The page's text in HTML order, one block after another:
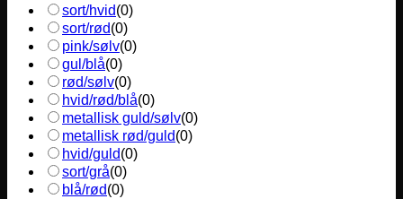
sort/hvid(0)
sort/rød(0)
pink/sølv(0)
gul/blå(0)
rød/sølv(0)
hvid/rød/blå(0)
metallisk guld/sølv(0)
metallisk rød/guld(0)
hvid/guld(0)
sort/grå(0)
blå/rød(0)